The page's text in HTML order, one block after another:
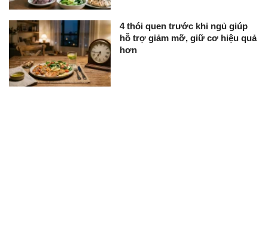
4 thói quen trước khi ngủ giúp
hỗ trợ giảm mỡ, giữ cơ hiệu quả
hơn